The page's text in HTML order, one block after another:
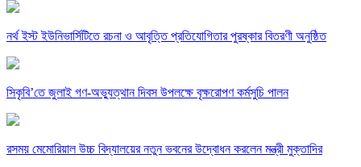
নর্থ ইস্ট ইউনিভার্সিটিতে রচনা ও আবৃত্তি প্রতিযোগিতার পুরষ্কার বিতরণী অনুষ্ঠিত
সিকৃবি’তে জুলাই গণ-অভ্যুত্থান দিবস উপলক্ষে বৃক্ষরোপণ কর্মসুচি পালন
রসময় মেমোরিয়াল উচ্চ বিদ্যালয়ের নতুন ভবনের উদ্বোধন করলেন মন্ত্রী মুক্তাদির